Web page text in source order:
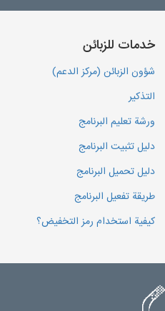
خدمات للزبائن
شؤون الزبائن (مركز الدعم)
التذكير
ورشة تعليم البرنامج
دليل تثبيت البرنامج
دليل تحميل البرنامج
طريقة تفعيل البرنامج
كيفية استخدام رمز التخفيض؟